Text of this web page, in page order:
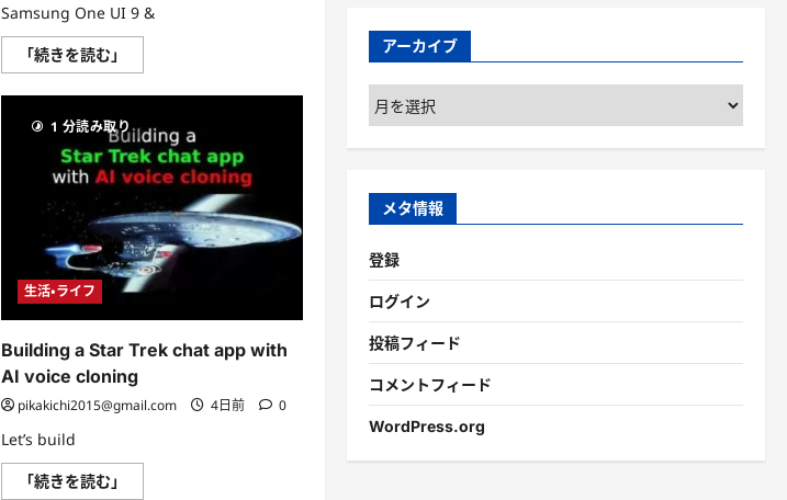
Samsung One UI 9 &
「続きを読む」
One
9
POWERFUL
NEW
UPDATE!
に
つ
て
さ
ら
に
読
む
1 分読み取り
生活・ライフ
Building a Star Trek chat app with
AI voice cloning
pikakichi2015@gmail.com 4日前 0
Let’s build
「続きを読む」
a
アーカイブ
ア
ー
カ
ブ
メタ情報
登録
ログイン
投稿フィード
コメントフィード
WordPress.org